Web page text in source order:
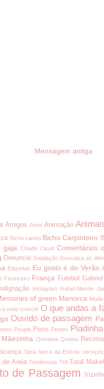
Mensagem antiga
Amigos Amor Animação
Bicho careto Bicho Carpinteiro
gaja Chiado Cloud Comentários
Denuncio Depilação Descubra as
Etiquetas Eu gosto é do Verão
Financeiro França Futebol
Indignação Instagram Isabel Allende
of green Menorca Moda
mais crescer O que andas a
Ouvido de passagem
People Peso Pestes Piadinha
Quintana Quotes
Será Serra da Estrela serviços
de Areia Tendências TIA Total
de Passagem